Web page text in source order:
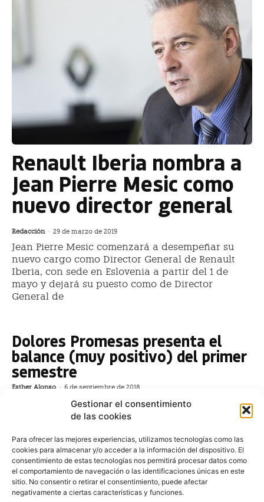
Gestionar el consentimiento
de las cookies
Para ofrecer las mejores experiencias, utilizamos tecnologías como las
cookies para almacenar y/o acceder a la información del dispositivo. El
consentimiento de estas tecnologías nos permitirá procesar datos como
el comportamiento de navegación o las identificaciones únicas en este
sitio. No consentir o retirar el consentimiento, puede afectar
negativamente a ciertas características y funciones.
Renault Iberia nombra a
Jean Pierre Mesic como
nuevo director general
Redacción - 29 de marzo de 2019
Jean Pierre Mesic comenzará a desempeñar su
nuevo cargo como Director General de Renault
Iberia, con sede en Eslovenia a partir del 1 de
mayo y dejará su puesto como de Director
General de
Dolores Promesas presenta el
balance (muy positivo) del primer
semestre
Esther Alonso - 6 de septiembre de 2018
Según nos informan desde la marca, en el primer
semestre del año, Dolores Promesas ha elevado su
en
El grupo FCA designa a Raúl García
como nuevo director de Fiat y